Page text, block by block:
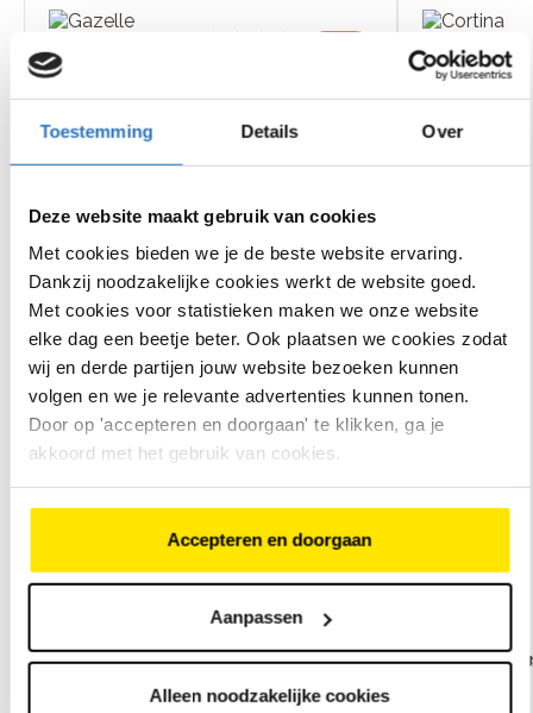
Toestemming Details Over
Deze website maakt gebruik van cookies
Met cookies bieden we je de beste website ervaring.
Dankzij noodzakelijke cookies werkt de website goed.
Met cookies voor statistieken maken we onze website
elke dag een beetje beter. Ook plaatsen we cookies zodat
wij en derde partijen jouw website bezoeken kunnen
volgen en we je relevante advertenties kunnen tonen.
Door op 'accepteren en doorgaan' te klikken, ga je
akkoord met het gebruik van cookies.
Accepteren en doorgaan
Aanpassen
Alleen noodzakelijke cookies
Chamonix C5
lage instap
beoordelingen
middenmotor, 85 Nm
versnellingen
Actieradius van 60 tot 150
km
€3. 999 ,-
€2.999,-
Bekijk
model
E-U4
Lage
+
middenmotor, 40
versnellingen
Actieradius van
km
Bekijk
Bekijk ons assortiment elektrische fietsen
Onze merken